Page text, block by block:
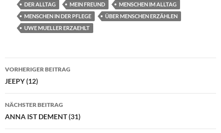
DER ALLTAG MEIN FREUND
MENSCHEN IM ALLTAG
MENSCHEN IN DER PFLEGE
ÜBER MENSCHEN ERZÄHLEN
UWE MUELLER ERZAEHLT
Beitragsnavigation
VORHERIGER BEITRAG
JEEPY (12)
NÄCHSTER BEITRAG
ANNA IST DEMENT (31)